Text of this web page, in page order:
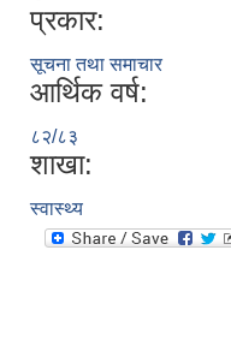
प्रकार:
सूचना तथा समाचार
आर्थिक वर्ष:
८२/८३
शाखा:
स्वास्थ्य